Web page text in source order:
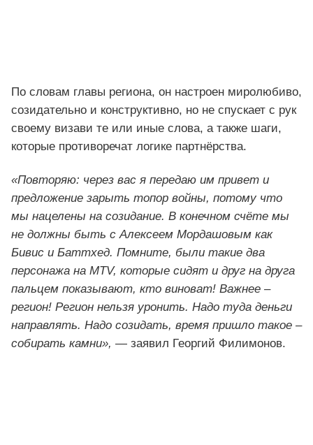
По словам главы региона, он настроен миролюбиво,
созидательно и конструктивно, но не спускает с рук
своему визави те или иные слова, а также шаги,
которые противоречат логике партнёрства.
«Повторяю: через вас я передаю им привет и
предложение зарыть топор войны, потому что
мы нацелены на созидание. В конечном счёте мы
не должны быть с Алексеем Мордашовым как
Бивис и Баттхед. Помните, были такие два
персонажа на MTV, которые сидят и друг на друга
пальцем показывают, кто виноват! Важнее –
регион! Регион нельзя уронить. Надо туда деньги
направлять. Надо созидать, время пришло такое –
собирать камни», — заявил Георгий Филимонов.